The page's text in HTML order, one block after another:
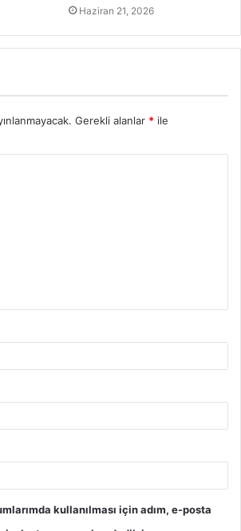
Haziran 21, 2026
Gerekli alanlar * ile
kullanılması için adım, e-posta